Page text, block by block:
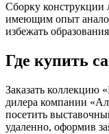
Сборку конструкции
имеющим опыт
избежать
Где купить
Заказать коллекцию
дилера компании
посетить
удаленно, оформив